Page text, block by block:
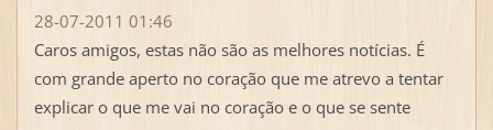
28-07-2011 01:46
Caros amigos, estas não são as melhores notícias. É
com grande aperto no coração que me atrevo a tentar
explicar o que me vai no coração e o que se sente